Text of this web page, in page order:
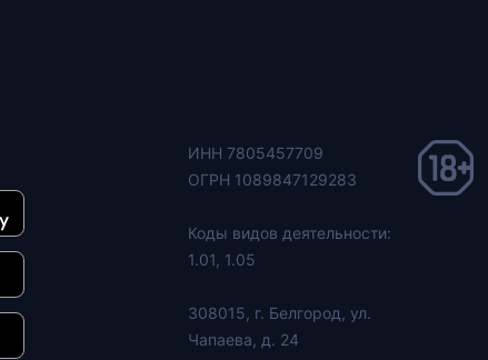
ИНН 7805457709
ОГРН 1089847129283
Коды видов деятельности:
1.01, 1.05
308015, г. Белгород, ул.
Чапаева, д. 24